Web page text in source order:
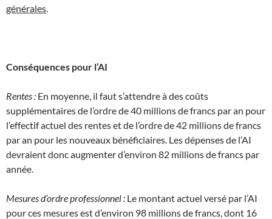
générales
Conséquences pour l’AI
Rentes : En moyenne, il faut s’attendre à des coûts
supplémentaires de l’ordre de 40 millions de francs par an pour
l’effectif actuel des rentes et de l’ordre de 42 millions de francs
par an pour les nouveaux bénéficiaires. Les dépenses de l’AI
devraient donc augmenter d’environ 82 millions de francs par
année.
Mesures d’ordre professionnel : Le montant actuel versé par l’AI
pour ces mesures est d’environ 98 millions de francs, dont 16